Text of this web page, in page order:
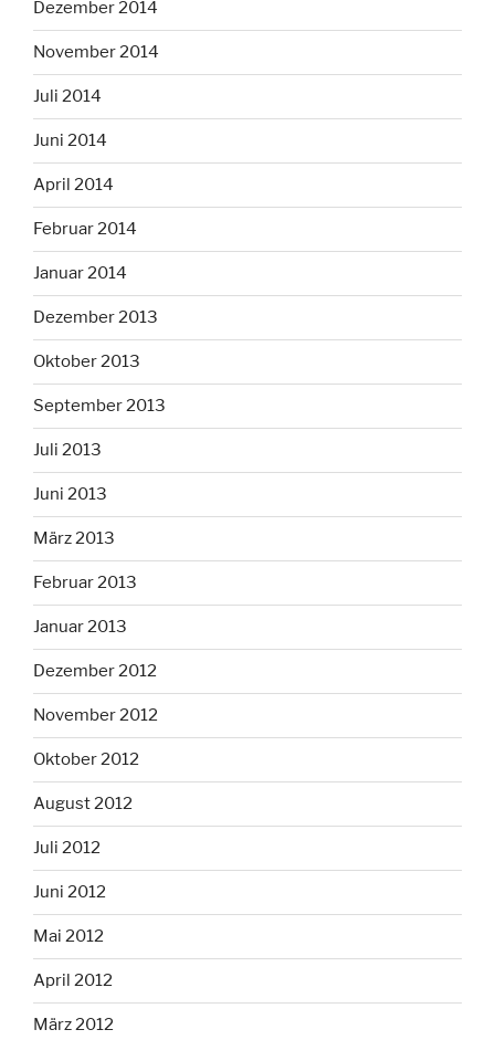
Dezember 2014
November 2014
Juli 2014
Juni 2014
April 2014
Februar 2014
Januar 2014
Dezember 2013
Oktober 2013
September 2013
Juli 2013
Juni 2013
März 2013
Februar 2013
Januar 2013
Dezember 2012
November 2012
Oktober 2012
August 2012
Juli 2012
Juni 2012
Mai 2012
April 2012
März 2012